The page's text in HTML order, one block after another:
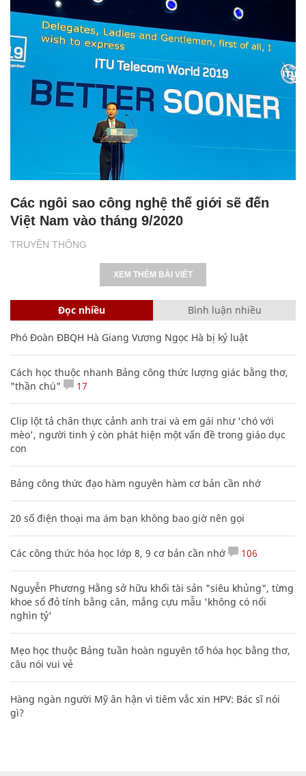
TRUYỀN THÔNG
Các ngôi sao công nghệ thế giới sẽ đến
Việt Nam vào tháng 9/2020
XEM THÊM BÀI VIẾT
Đọc nhiều Bình luận nhiều
Phó Đoàn ĐBQH Hà Giang Vương Ngọc Hà bị kỷ luật
Cách học thuộc nhanh Bảng công thức lượng giác bằng thơ,
"thần chú"
17
Clip lột tả chân thực cảnh anh trai và em gái như 'chó với
mèo', người tinh ý còn phát hiện một vấn đề trong giáo dục
con
Bảng công thức đạo hàm nguyên hàm cơ bản cần nhớ
20 số điện thoại ma ám bạn không bao giờ nên gọi
Các công thức hóa học lớp 8, 9 cơ bản cần nhớ 106
Nguyễn Phương Hằng sở hữu khối tài sản "siêu khủng", từng
khoe sổ đỏ tính bằng cân, mắng cựu mẫu 'không có nổi
nghìn tỷ'
Mẹo học thuộc Bảng tuần hoàn nguyên tố hóa học bằng thơ,
câu nói vui vẻ
Hàng ngàn người Mỹ ân hận vì tiêm vắc xin HPV: Bác sĩ nói
gì?